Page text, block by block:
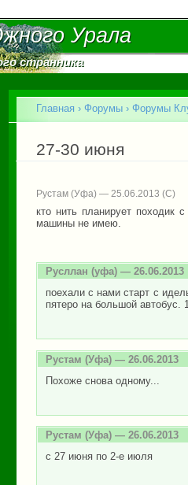
Урала
Урала
странника
странника
Вы здесь
Главная › Форумы › Форумы
27-30 июня
Рустам (Уфа) — 25.06.2013
кто нить планирует походик
машины не имею.
Русллан (уфа) — 26.06.2013
поехали с нами старт с
пятеро на большой автобус.
Рустам (Уфа) — 26.06.2013
Похоже снова одному...
Рустам (Уфа) — 26.06.2013
с 27 июня по 2-е июля